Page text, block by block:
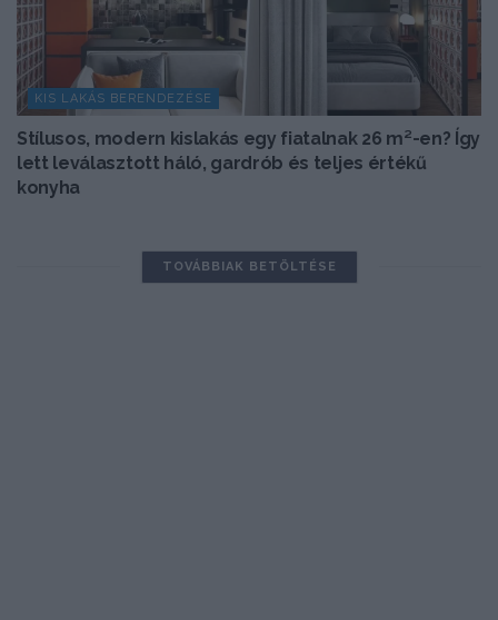
KIS LAKÁS BERENDEZÉSE
Stílusos, modern kislakás egy fiatalnak 26 m²-en? Így
lett leválasztott háló, gardrób és teljes értékű
konyha
TOVÁBBIAK BETÖLTÉSE